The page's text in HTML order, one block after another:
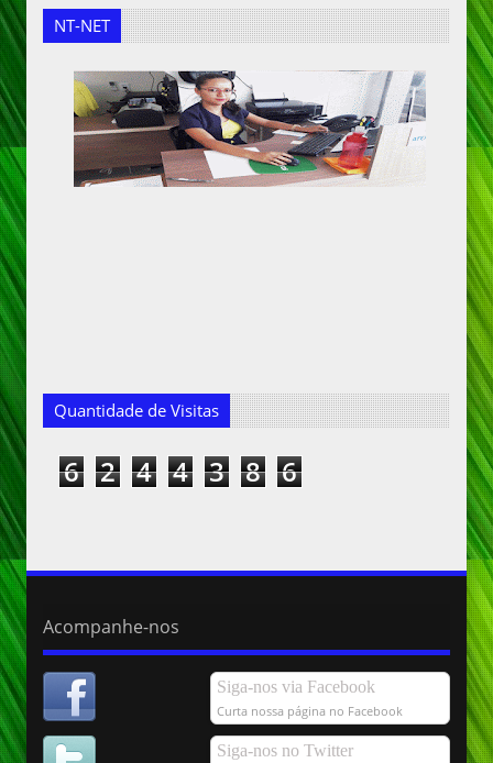
NT-NET
Quantidade de Visitas
6 2 4 4 3 8 6
Acompanhe-nos
Siga-nos via Facebook
Curta nossa página no Facebook
Siga-nos no Twitter